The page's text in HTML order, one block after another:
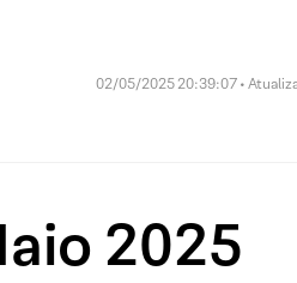
02/05/2025 20:39:07 •
2025